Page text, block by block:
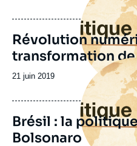
publication
Révolution
transformation
Date
publication
21 juin 2019
Image
principale
Brésil : la
Bolsonaro